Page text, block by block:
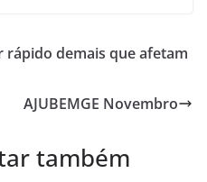
rápido demais que afetam
AJUBEMGE Novembro
também